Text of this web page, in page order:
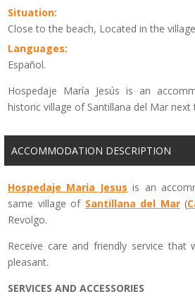
Situation:
Close to the beach, Located in the
Languages:
Español.
Hospedaje María Jesús is an
historic village of Santillana del Mar next
ACCOMMODATION DESCRIPTION
Hospedaje Maria Jesus is an
same village of Santillana del Mar(
Revolgo.
Receive care and friendly service that
pleasant.
SERVICES AND ACCESSORIES